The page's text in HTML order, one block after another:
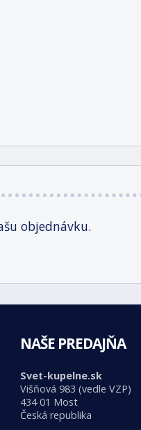
objednávku.
NAŠE PREDAJŇA
Svet-kupelne.sk
Višňová 983 (vedle VZP)
434 01 Most
Česká republika